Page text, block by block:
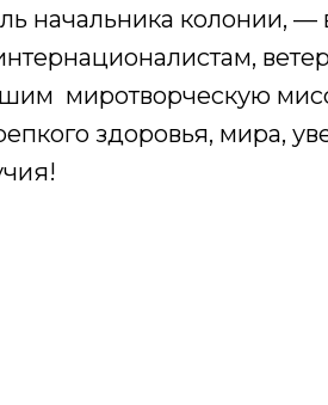
начальника колонии,
миротворческую
здоровья, мира,